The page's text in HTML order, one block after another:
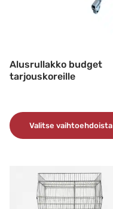
Alusrullakko budget
tarjouskoreille
Valitse vaihtoehdoista
useampi